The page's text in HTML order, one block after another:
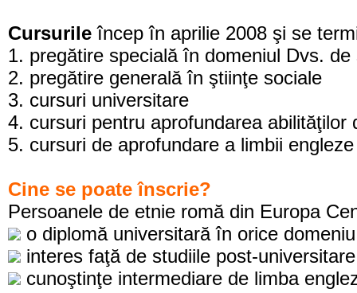
Cursurileîncep în aprilie 2008 şi se
1. pregătire specială în domeniul Dvs. de
2. pregătire generală în ştiinţe sociale
3. cursuri universitare
4. cursuri pentru aprofundarea
5. cursuri de aprofundare a limbii engleze
Cine se poate înscrie?
Persoanele de etnie romă din Europa
o diplomă universitară în orice
interes faţă de studiile post-universitare
cunoştinţe intermediare de limba